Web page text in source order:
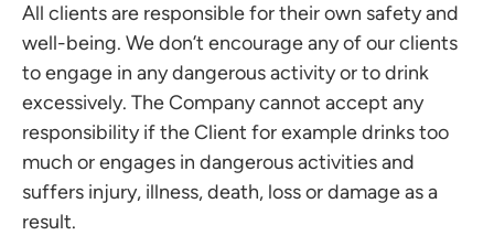
All clients are responsible for their own safety and
well-being. We don’t encourage any of our clients
to engage in any dangerous activity or to drink
excessively. The Company cannot accept any
responsibility if the Client for example drinks too
much or engages in dangerous activities and
suffers injury, illness, death, loss or damage as a
result.